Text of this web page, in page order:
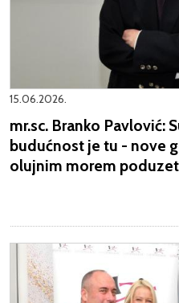
15.06.2026.
mr.sc. Branko Pavlović:
budućnost je tu - nove
olujnim morem